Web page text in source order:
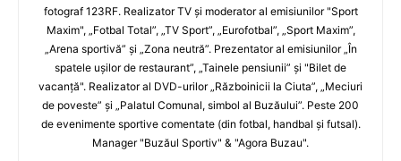
fotograf 123RF. Realizator TV şi moderator al emisiunilor "Sport
Maxim", „Fotbal Total”, „TV Sport”, „Eurofotbal”, „Sport Maxim”,
„Arena sportivă” şi „Zona neutră”. Prezentator al emisiunilor „În
spatele uşilor de restaurant”, „Tainele pensiunii” şi "Bilet de
vacanţă". Realizator al DVD-urilor „Războinicii la Ciuta”, „Meciuri
de poveste” şi „Palatul Comunal, simbol al Buzăului”. Peste 200
de evenimente sportive comentate (din fotbal, handbal şi futsal).
Manager "Buzăul Sportiv" & "Agora Buzau".